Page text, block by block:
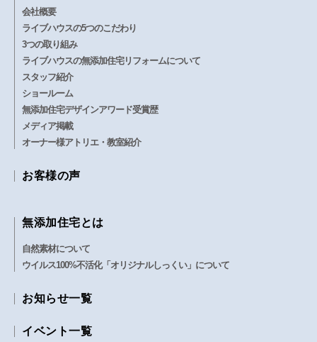
・当サイトの運営に必要な場合、業務
委託先等の会社にお客様の個人情報を開示す
ることがあります。この場合、開示する個人
情報は、必要な範囲のみに限定し、開示先に
対して契約等によりお客様の個人情報の管理
を徹底します。
当社では、当サイトが保有する個人情報に関
に、上記の項目における取り組みを適宜見直
著作権について
映像の著作権は当社に帰属します。また、個
別に当社以外の著作権者の表示があるものに
会社概要
ライブハウスの5つのこだわり
3つの取り組み
ライブハウスの無添加住宅リフォームについて
スタッフ紹介
ショールーム
無添加住宅デザインアワード受賞歴
メディア掲載
オーナー様アトリエ・教室紹介
お客様の声
無添加住宅とは
自然素材について
ウイルス100%不活化「オリジナルしっくい」について
お知らせ一覧
イベント一覧